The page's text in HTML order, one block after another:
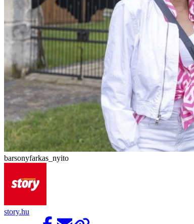
barsonyfarkas_nyito
story.hu